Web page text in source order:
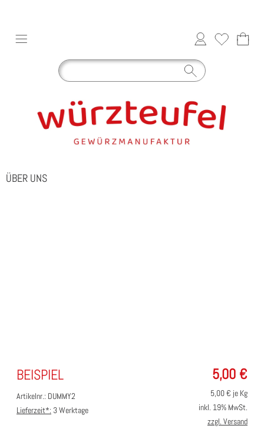
ÜBER UNS
5,00 €
BEISPIEL
Artikelnr.: DUMMY2
Lieferzeit*: 3 Werktage
5,00€ je Kg
inkl. 19% MwSt.
zzgl. Versand